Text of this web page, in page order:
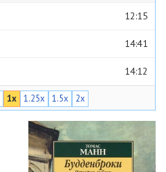
12:15
14:41
14:12
10:57
04:19
1x 1.25x 1.5x 2x